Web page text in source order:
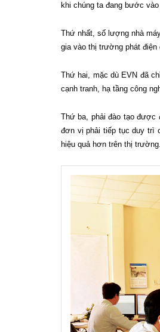
khi chúng ta đang bước
Thứ nhất, số lượng nhà
gia vào thị trường phát điện
Thứ hai, mặc dù EVN đã
cạnh tranh, hạ tầng công
Thứ ba, phải đào tạo được
đơn vị phải tiếp tục duy trì
hiệu quả hơn trên thị trường.